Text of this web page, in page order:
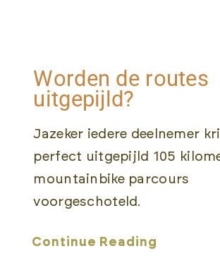
Worden de routes
uitgepijld?
Jazeker iedere deelnemer
perfect uitgepijld 105
mountainbike parcours
voorgeschoteld.
Continue Reading